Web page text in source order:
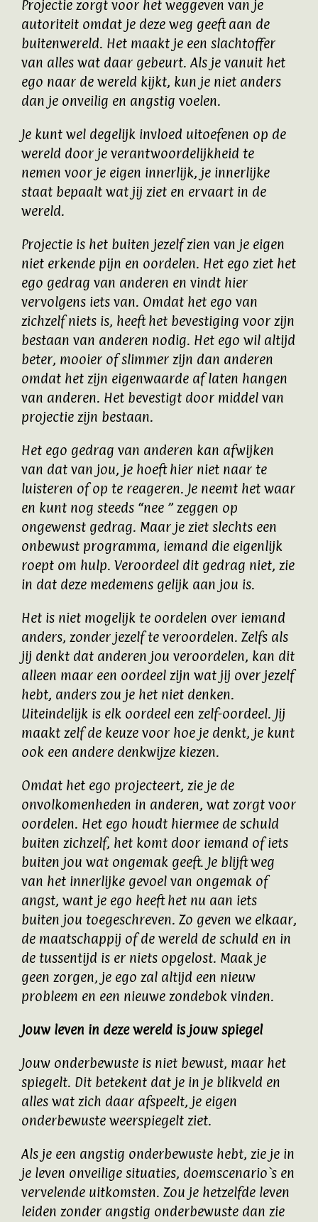
Projectie zorgt voor het weggeven van je
autoriteit omdat je deze weg geeft aan de
buitenwereld. Het maakt je een slachtoffer
van alles wat daar gebeurt. Als je vanuit het
ego naar de wereld kijkt, kun je niet anders
dan je onveilig en angstig voelen.
Je kunt wel degelijk invloed uitoefenen op de
wereld door je verantwoordelijkheid te
nemen voor je eigen innerlijk, je innerlijke
staat bepaalt wat jij ziet en ervaart in de
wereld.
Projectie is het buiten jezelf zien van je eigen
niet erkende pijn en oordelen. Het ego ziet het
ego gedrag van anderen en vindt hier
vervolgens iets van. Omdat het ego van
zichzelf niets is, heeft het bevestiging voor zijn
bestaan van anderen nodig. Het ego wil altijd
beter, mooier of slimmer zijn dan anderen
omdat het zijn eigenwaarde af laten hangen
van anderen. Het bevestigt door middel van
projectie zijn bestaan.
Het ego gedrag van anderen kan afwijken
van dat van jou, je hoeft hier niet naar te
luisteren of op te reageren. Je neemt het waar
en kunt nog steeds “nee ” zeggen op
ongewenst gedrag. Maar je ziet slechts een
onbewust programma, iemand die eigenlijk
roept om hulp. Veroordeel dit gedrag niet, zie
in dat deze medemens gelijk aan jou is.
Het is niet mogelijk te oordelen over iemand
anders, zonder jezelf te veroordelen. Zelfs als
jij denkt dat anderen jou veroordelen, kan dit
alleen maar een oordeel zijn wat jij over jezelf
hebt, anders zou je het niet denken.
Uiteindelijk is elk oordeel een zelf-oordeel. Jij
maakt zelf de keuze voor hoe je denkt, je kunt
ook een andere denkwijze kiezen.
Omdat het ego projecteert, zie je de
onvolkomenheden in anderen, wat zorgt voor
oordelen. Het ego houdt hiermee de schuld
buiten zichzelf, het komt door iemand of iets
buiten jou wat ongemak geeft. Je blijft weg
van het innerlijke gevoel van ongemak of
angst, want je ego heeft het nu aan iets
buiten jou toegeschreven. Zo geven we elkaar,
de maatschappij of de wereld de schuld en in
de tussentijd is er niets opgelost. Maak je
geen zorgen, je ego zal altijd een nieuw
probleem en een nieuwe zondebok vinden.
Jouw leven in deze wereld is jouw spiegel
Jouw onderbewuste is niet bewust, maar het
spiegelt. Dit betekent dat je in je blikveld en
alles wat zich daar afspeelt, je eigen
onderbewuste weerspiegelt ziet.
Als je een angstig onderbewuste hebt, zie je in
je leven onveilige situaties, doemscenario`s en
vervelende uitkomsten. Zou je hetzelfde leven
leiden zonder angstig onderbewuste dan zie